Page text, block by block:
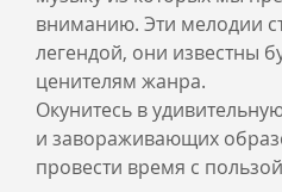
вниманию. Эти мелодии
легендой, они известны
ценителям жанра.
Окунитесь в
и завораживающих
провести время с